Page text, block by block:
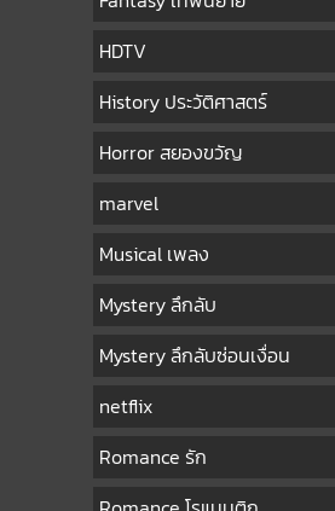
HDTV
History ประวัติศาสตร์
Horror สยองขวัญ
marvel
Musical เพลง
Mystery ลึกลับ
Mystery ลึกลับซ่อนเงื่อน
netflix
Romance รัก